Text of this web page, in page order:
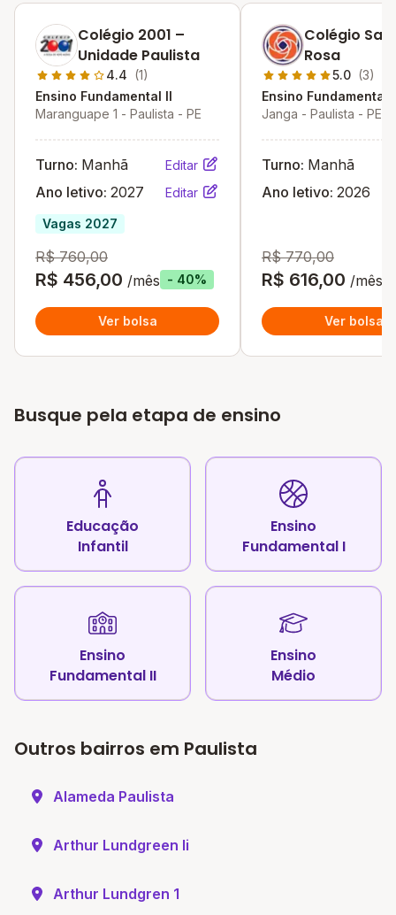
Colégio 2001 –
Unidade Paulista
4.4 (1)
Ensino Fundamental II
Maranguape 1 - Paulista - PE
Turno: Manhã Editar
Ano letivo: 2027 Editar
Vagas 2027
R$ 760,00
R$ 456,00 /mês - 40%
Ver bolsa
Colégio
Rosa
5.0 (3)
Ensino Fundamental
Janga - Paulista - PE
Turno: Manhã
Ano letivo: 2026
R$ 770,00
R$ 616,00 /mês
Ver bolsa
Busque pela etapa de ensino
Educação
Infantil
Ensino
Fundamental I
Ensino
Fundamental II
Ensino
Médio
Outros bairros em Paulista
Alameda Paulista
Arthur Lundgreen Ii
Arthur Lundgren 1